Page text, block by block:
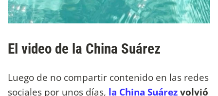
El video de la China Suárez
Luego de no compartir contenido en las redes
sociales por unos días, la China Suárezvolvió